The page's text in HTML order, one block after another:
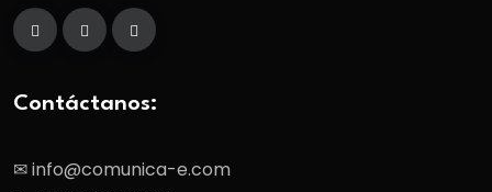
Contáctanos:
✉ info@comunica-e.com